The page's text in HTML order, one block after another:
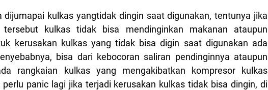
dijumapai kulkas yangtidak dingin saat digunakan, tentunya jika
kulkas tidak bisa mendinginkan makanan ataupun
kerusakan kulkas yang tidak bisa digin saat digunakan ada
bisa dari kebocoran saliran pendinginnya ataupun
rangkaian kulkas yang mengakibatkan kompresor kulkas
panic lagi jika terjadi kerusakan kulkas tidak bisa dingin, di